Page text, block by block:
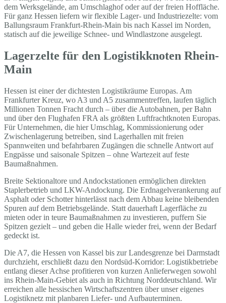
dem Werksgelände, am Umschlaghof oder auf der freien Hoffläche.
Für ganz Hessen liefern wir flexible Lager- und Industriezelte: vom
Ballungsraum Frankfurt-Rhein-Main bis nach Kassel im Norden,
statisch auf die jeweilige Schnee- und Windlastzone ausgelegt.
Lagerzelte für den Logistikknoten Rhein-
Main
Hessen ist einer der dichtesten Logistikräume Europas. Am
Frankfurter Kreuz, wo A3 und A5 zusammentreffen, laufen täglich
Millionen Tonnen Fracht durch – über die Autobahnen, per Bahn
und über den Flughafen FRA als größten Luftfrachtknoten Europas.
Für Unternehmen, die hier Umschlag, Kommissionierung oder
Zwischenlagerung betreiben, sind Lagerhallen mit freien
Spannweiten und befahrbaren Zugängen die schnelle Antwort auf
Engpässe und saisonale Spitzen – ohne Wartezeit auf feste
Baumaßnahmen.
Breite Sektionaltore und Andockstationen ermöglichen direkten
Staplerbetrieb und LKW-Andockung. Die Erdnagelverankerung auf
Asphalt oder Schotter hinterlässt nach dem Abbau keine bleibenden
Spuren auf dem Betriebsgelände. Statt dauerhaft Lagerfläche zu
mieten oder in teure Baumaßnahmen zu investieren, puffern Sie
Spitzen gezielt – und geben die Halle wieder frei, wenn der Bedarf
gedeckt ist.
Die A7, die Hessen von Kassel bis zur Landesgrenze bei Darmstadt
durchzieht, erschließt dazu den Nordsüd-Korridor: Logistikbetriebe
entlang dieser Achse profitieren von kurzen Anlieferwegen sowohl
ins Rhein-Main-Gebiet als auch in Richtung Norddeutschland. Wir
erreichen alle hessischen Wirtschaftszentren über unser eigenes
Logistiknetz mit planbaren Liefer- und Aufbauterminen.